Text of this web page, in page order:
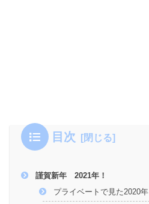
目次
謹賀新年 2021年！
プライベートで見た2020年